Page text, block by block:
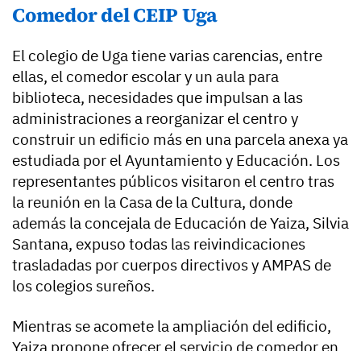
Comedor del CEIP Uga
El colegio de Uga tiene varias carencias, entre
ellas, el comedor escolar y un aula para
biblioteca, necesidades que impulsan a las
administraciones a reorganizar el centro y
construir un edificio más en una parcela anexa ya
estudiada por el Ayuntamiento y Educación. Los
representantes públicos visitaron el centro tras
la reunión en la Casa de la Cultura, donde
además la concejala de Educación de Yaiza, Silvia
Santana, expuso todas las reivindicaciones
trasladadas por cuerpos directivos y AMPAS de
los colegios sureños.
Mientras se acomete la ampliación del edificio,
Yaiza propone ofrecer el servicio de comedor en